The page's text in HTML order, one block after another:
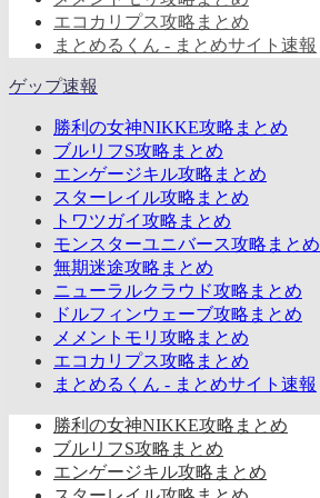
エコカリプス攻略まとめ
まとめるくん - まとめサイト速報
ゲップ速報
勝利の女神NIKKE攻略まとめ
ブルリフS攻略まとめ
エンゲージキル攻略まとめ
スターレイル攻略まとめ
トワツガイ攻略まとめ
モンスターユニバース攻略まとめ
無期迷途攻略まとめ
ニューラルクラウド攻略まとめ
ドルフィンウェーブ攻略まとめ
メメントモリ攻略まとめ
エコカリプス攻略まとめ
まとめるくん - まとめサイト速報
勝利の女神NIKKE攻略まとめ
ブルリフS攻略まとめ
エンゲージキル攻略まとめ